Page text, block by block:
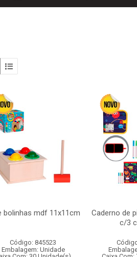
bolinhas mdf 11x11cm
Código: 845523
Embalagem: Unidade
Caderno de
c/3